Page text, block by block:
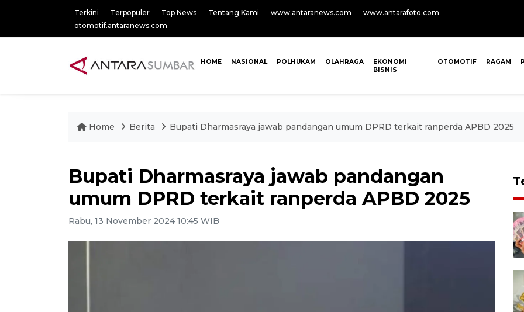
Terkini Terpopuler Top News Tentang Kami www.antaranews.com
www.antarafoto.com
otomotif.antaranews.com
HOME NASIONAL POLHUKAM OLAHRAGA
EKONOMI
BISNIS
OTOMOTIF RAGAM
Home Berita Bupati Dharmasraya jawab pandangan umum DPRD terkait ranperda APBD 2025
Bupati Dharmasraya jawab pandangan
umum DPRD terkait ranperda APBD 2025
Rabu, 13 November 2024 10:45 WIB